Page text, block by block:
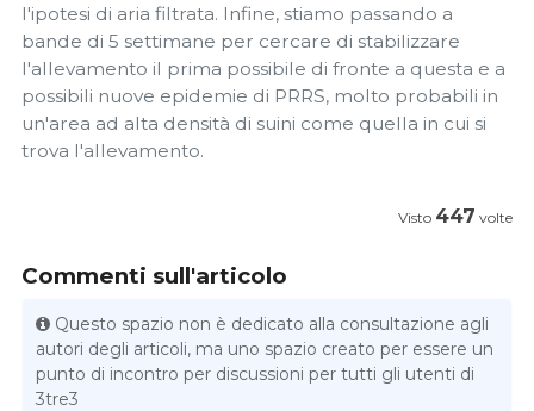
l'ipotesi di aria filtrata. Infine, stiamo passando a
bande di 5 settimane per cercare di stabilizzare
l'allevamento il prima possibile di fronte a questa e a
possibili nuove epidemie di PRRS, molto probabili in
un'area ad alta densità di suini come quella in cui si
trova l'allevamento.
Visto 447 volte
Commenti sull'articolo
Questo spazio non è dedicato alla consultazione agli
autori degli articoli, ma uno spazio creato per essere un
punto di incontro per discussioni per tutti gli utenti di
3tre3